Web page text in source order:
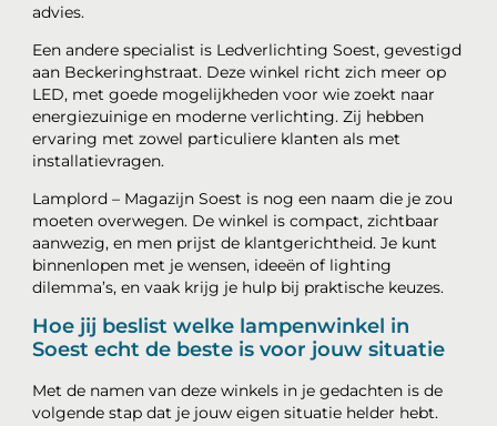
advies.
Een andere specialist is Ledverlichting Soest, gevestigd
aan Beckeringhstraat. Deze winkel richt zich meer op
LED, met goede mogelijkheden voor wie zoekt naar
energiezuinige en moderne verlichting. Zij hebben
ervaring met zowel particuliere klanten als met
installatievragen.
Lamplord – Magazijn Soest is nog een naam die je zou
moeten overwegen. De winkel is compact, zichtbaar
aanwezig, en men prijst de klantgerichtheid. Je kunt
binnenlopen met je wensen, ideeën of lighting
dilemma’s, en vaak krijg je hulp bij praktische keuzes.
Hoe jij beslist welke lampenwinkel in
Soest echt de beste is voor jouw situatie
Met de namen van deze winkels in je gedachten is de
volgende stap dat je jouw eigen situatie helder hebt.